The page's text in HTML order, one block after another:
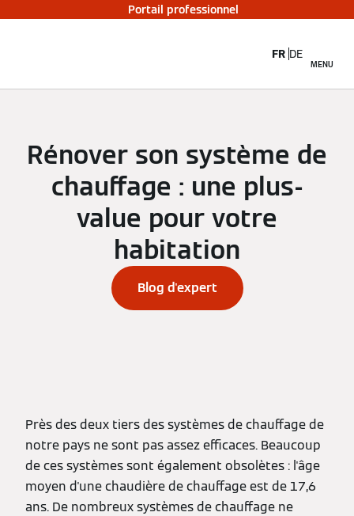
Portail professionnel
MENU
FR DE
Rénover son système de
chauffage : une plus-
value pour votre
habitation
Blog d'expert
Près des deux tiers des systèmes de chauffage de
notre pays ne sont pas assez efficaces. Beaucoup
de ces systèmes sont également obsolètes : l'âge
moyen d'une chaudière de chauffage est de 17,6
ans. De nombreux systèmes de chauffage ne